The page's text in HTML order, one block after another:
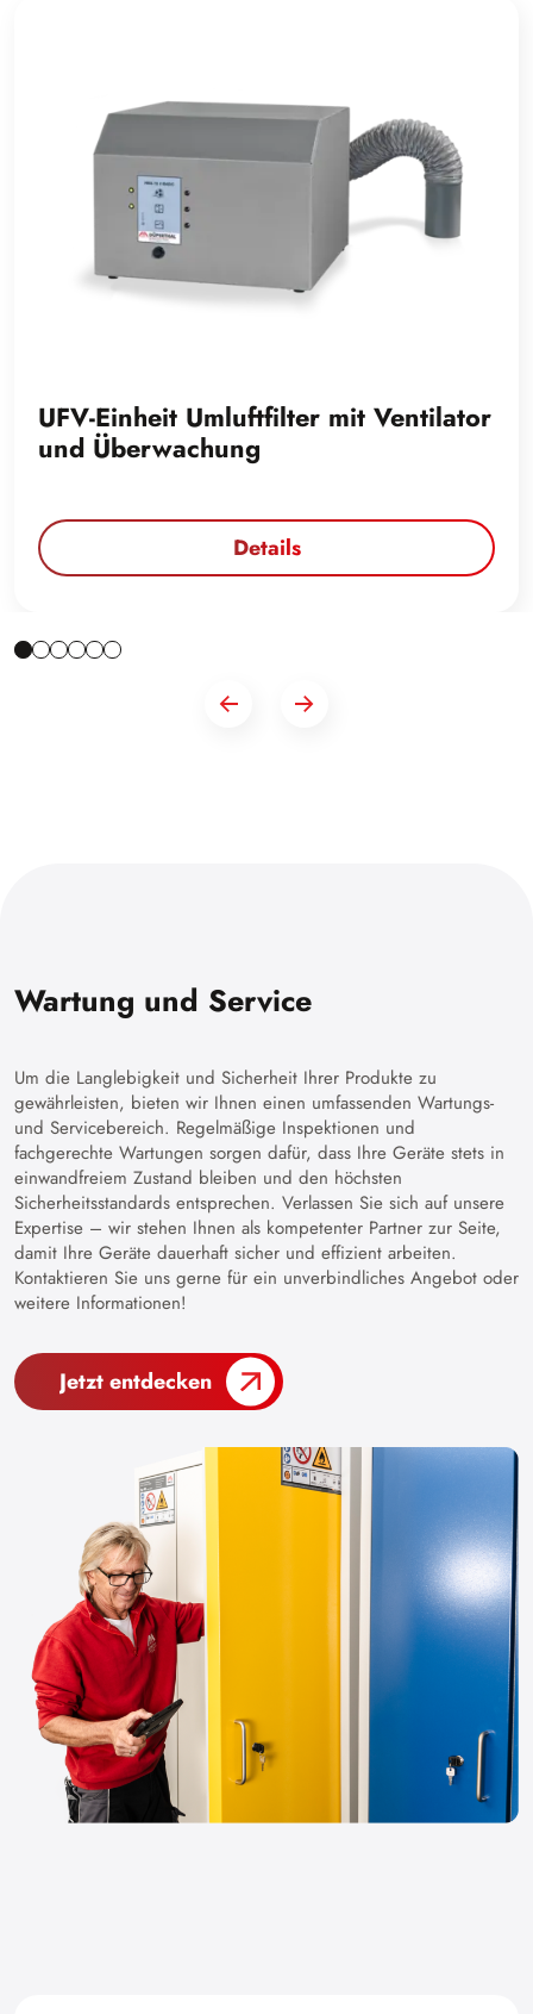
UFV-Einheit Umluftfilter mit Ventilator
und Überwachung
Details
Wartung und Service
Um die Langlebigkeit und Sicherheit Ihrer Produkte zu
gewährleisten, bieten wir Ihnen einen umfassenden Wartungs-
und Servicebereich. Regelmäßige Inspektionen und
fachgerechte Wartungen sorgen dafür, dass Ihre Geräte stets in
einwandfreiem Zustand bleiben und den höchsten
Sicherheitsstandards entsprechen. Verlassen Sie sich auf unsere
Expertise – wir stehen Ihnen als kompetenter Partner zur Seite,
damit Ihre Geräte dauerhaft sicher und effizient arbeiten.
Kontaktieren Sie uns gerne für ein unverbindliches Angebot oder
weitere Informationen!
Jetzt entdecken